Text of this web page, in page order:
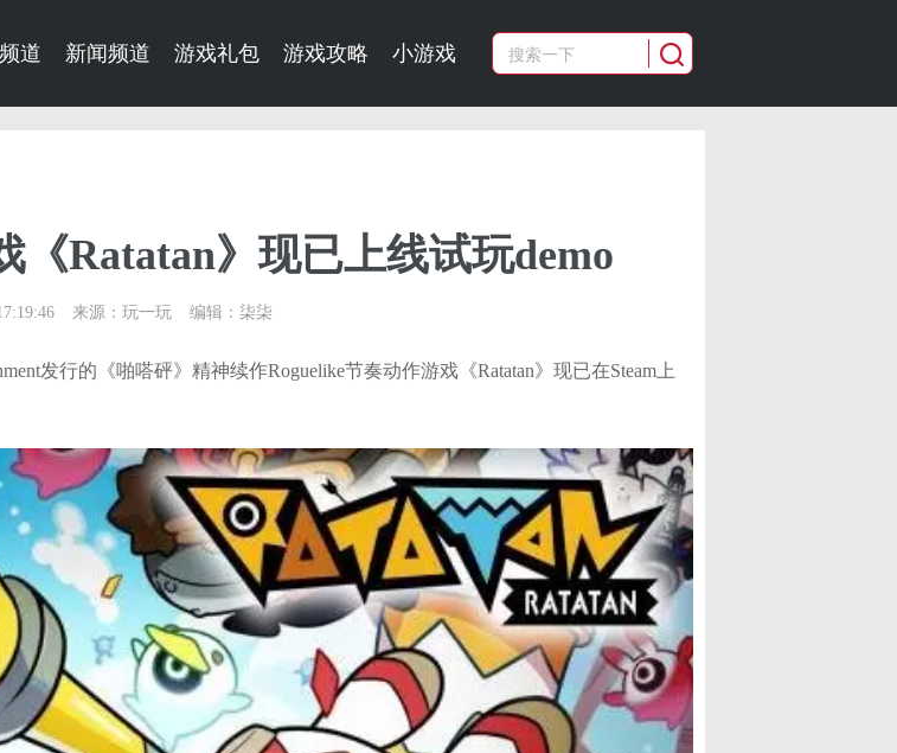
道 新闻频道 游戏礼包 游戏攻略 小游戏
《Ratatan》现已上线试玩demo
来源：玩一玩 编辑：柒柒
发行的《啪嗒砰》精神续作Roguelike节奏动作游戏《Ratatan》现已在Steam上